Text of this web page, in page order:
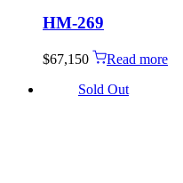
HM-269
$67,150
Read more
Sold Out